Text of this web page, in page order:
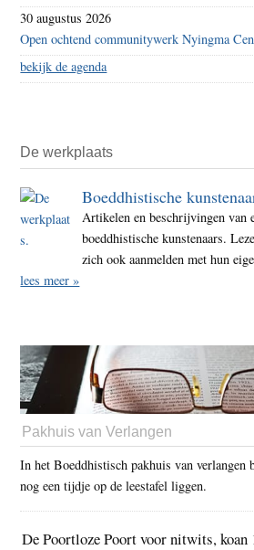
30 augustus 2026
Open ochtend communitywerk Nyingma
bekijk de agenda
De werkplaats
Boeddhistische
Artikelen en beschrijvingen van
boeddhistische kunstenaars.
zich ook aanmelden met hun
lees meer »
Pakhuis van Verlangen
In het Boeddhistisch pakhuis van verlangen
nog een tijdje op de leestafel liggen.
De Poortloze Poort voor nitwits, koan